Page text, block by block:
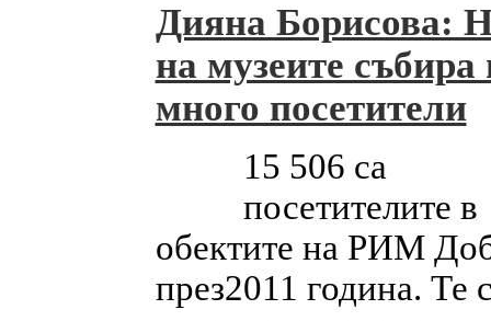
Дияна Борисова:
на музеите събира
много посетители
15 506 са
посетителите в
обектите на РИМ
през2011 година. Те